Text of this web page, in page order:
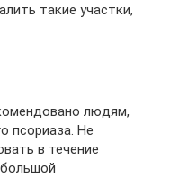
такие участки,
людям,
псориаза. Не
в течение